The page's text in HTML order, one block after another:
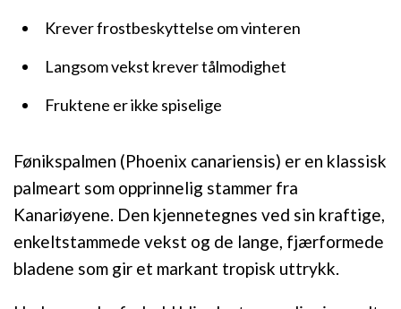
Fønikspalmen (Phoenix canariensis) er en klassisk
palmeart som opprinnelig stammer fra
Kanariøyene. Den kjennetegnes ved sin kraftige,
enkeltstammede vekst og de lange, fjærformede
bladene som gir et markant tropisk uttrykk.
Krever frostbeskyttelse om vinteren
Langsom vekst krever tålmodighet
Fruktene er ikke spiselige